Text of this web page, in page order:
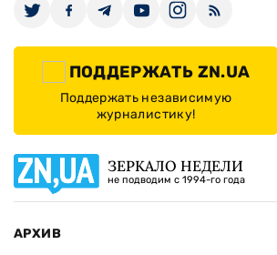
ПОДДЕРЖАТЬ ZN.UA
Поддержать независимую
журналистику!
ЗЕРКАЛО НЕДЕЛИ
не подводим с 1994-го года
АРХИВ